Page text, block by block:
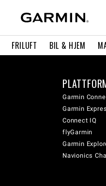
FRILUFT BIL & HJEM
Garmin
Garmin
Connect IQ
flyGarmin
Garmin
Navionics